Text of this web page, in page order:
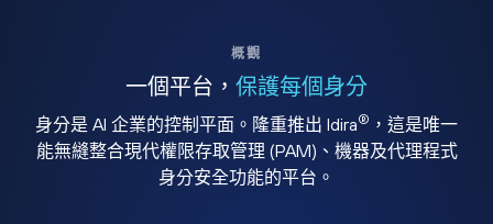
概觀
一個平台， 保護每個身分
身分是 AI 企業的控制平面。隆重推出 Idira® ，這是唯一
能無縫整合現代權限存取管理 (PAM)、機器及代理程式
身分安全功能的平台。